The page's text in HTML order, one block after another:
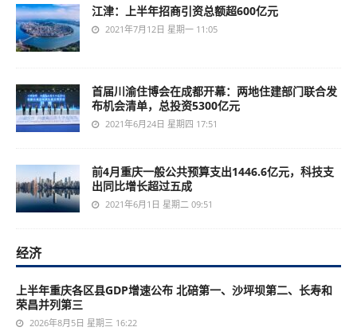
江津：上半年招商引资总额超600亿元
2021年7月12日 星期一 11:05
首届川渝住博会在成都开幕：两地住建部门联合发
布机会清单，总投资5300亿元
2021年6月24日 星期四 17:51
前4月重庆一般公共预算支出1446.6亿元，科技支
出同比增长超过五成
2021年6月1日 星期二 09:51
经济
上半年重庆各区县GDP增速公布 北碚第一、沙坪坝第二、长寿和
荣昌并列第三
2026年8月5日 星期三 16:22